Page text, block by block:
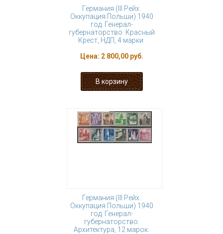
Германия (III Рейх.
Оккупация Польши) 1940
год. Генерал-
губернаторство. Красный
Крест, НДП, 4 марки.
Цена: 2 800,00 руб.
Германия (III Рейх.
Оккупация Польши) 1940
год. Генерал-
губернаторство.
Архитектура, 12 марок.